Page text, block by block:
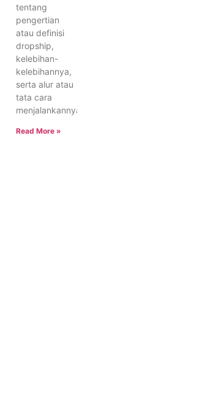
tentang
pengertian
atau definisi
dropship,
kelebihan-
kelebihannya,
serta alur atau
tata cara
menjalankannya.
Read More »